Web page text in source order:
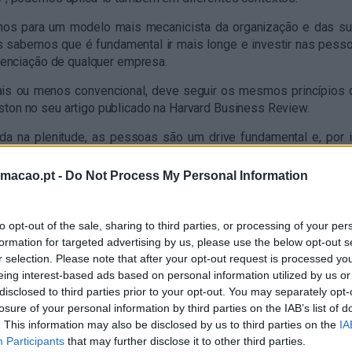
- Do Not Process My Personal Information
opt-out of the sale, sharing to third parties, or processing of your
for targeted advertising by us, please use the below opt-out
selection. Please note that after your opt-out request is processed
interest-based ads based on personal information utilized by us
to third parties prior to your opt-out. You may separately
of your personal information by third parties on the IAB’s list of
This information may also be disclosed by us to third parties on the
Participants that may further disclose it to other third parties.
para um modelo mais mecanicista da organização e das
que é fundamental ir mais longe e investir nas
de qualquer empresa.
ou menos convencional, deve seguir os mesmos princípios
no seu artigo publicado na Harvard Business Review.
na plenitude, as pessoas são um drive fundamental e, por
também no futuro. O investimento deve ser feito partindo do
me a redundância, que têm emoções e que se
que este investimento não se faz única e
organização, na sua razão de existir, investir numa
valor, investir nas lideranças, para que propaguem a
condições básicas é altura de investir na pessoa única, na
ao invés de dar as respostas, dando bons modelos e
que significa investir nas pessoas?”. Abordei alguns